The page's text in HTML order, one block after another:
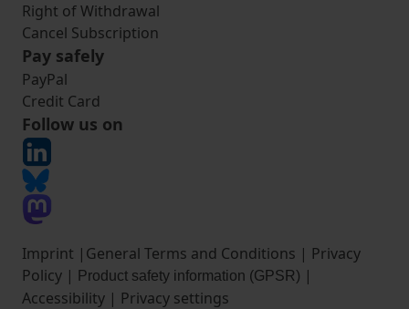
Right of Withdrawal
Cancel Subscription
Pay safely
PayPal
Credit Card
Follow us on
Imprint | General Terms and Conditions | Privacy
Policy | Product safety information (GPSR) |
Accessibility | Privacy settings